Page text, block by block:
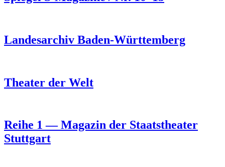
Landesarchiv Baden-Württemberg
Theater der Welt
Reihe 1 — Magazin der Staatstheater
Stuttgart